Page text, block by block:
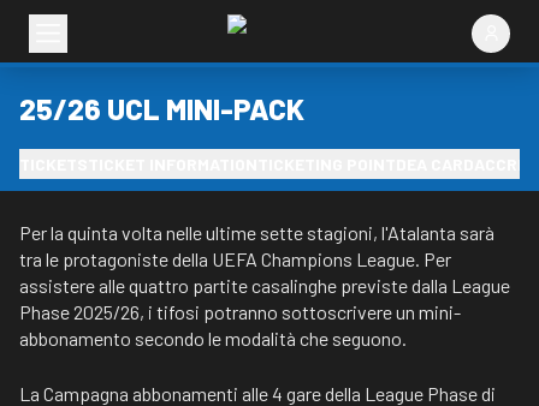
25/26 UCL MINI-PACK
Per la quinta volta nelle ultime sette stagioni, l'Atalanta sarà
tra le protagoniste della UEFA Champions League. Per
assistere alle quattro partite casalinghe previste dalla League
Phase 2025/26, i tifosi potranno sottoscrivere un mini-
abbonamento secondo le modalità che seguono.
La Campagna abbonamenti alle 4 gare della League Phase di